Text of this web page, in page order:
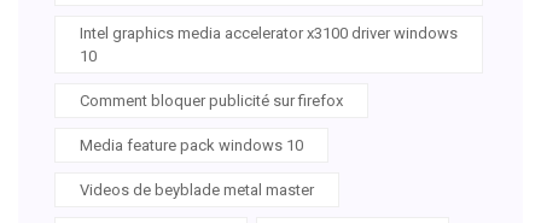
Intel graphics media accelerator x3100 driver windows
10
Comment bloquer publicité sur firefox
Media feature pack windows 10
Videos de beyblade metal master